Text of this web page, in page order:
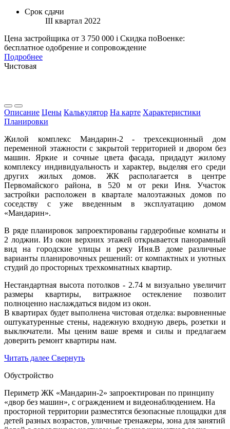
Срок сдачи
III квартал 2022
Цена застройщика от 3 750 000 i Скидка поВоенке:
бесплатное одобрение и сопровождение
Подробнее
Чистовая
Описание Цены Калькулятор На карте Характеристики
Планировки
Жилой комплекс Мандарин-2 - трехсекционный дом
переменной этажности с закрытой территорией и двором без
машин. Яркие и сочные цвета фасада, придадут жилому
комплексу индивидуальность и характер, выделяя его среди
других жилых домов. ЖК располагается в центре
Первомайского района, в 520 м от реки Иня. Участок
застройки расположен в квартале малоэтажных домов по
соседству с уже введенным в эксплуатацию домом
«Мандарин».
В ряде планировок запроектированы гардеробные комнаты и
2 лоджии. Из окон верхних этажей открывается панорамный
вид на городские улицы и реку Иня.В доме различные
варианты планировочных решений: от компактных и уютных
студий до просторных трехкомнатных квартир.
Нестандартная высота потолков - 2.74 м визуально увеличит
размеры квартиры, витражное остекление позволит
полноценно наслаждаться видом из окон.
В квартирах будет выполнена чистовая отделка: выровненные
оштукатуренные стены, надежную входную дверь, розетки и
выключатели. Мы ценим ваше время и силы и предлагаем
доверить ремонт квартиры нам.
Читать далее Свернуть
Обустройство
Периметр ЖК «Мандарин-2» запроектирован по принципу
«двор без машин», с ограждением и видеонаблюдением. На
просторной территории разместятся безопасные площадки для
детей разных возрастов, уличные тренажеры, зона для занятий